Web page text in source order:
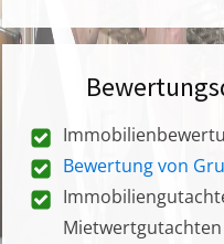
Bewertung von
Mietwertgutachten